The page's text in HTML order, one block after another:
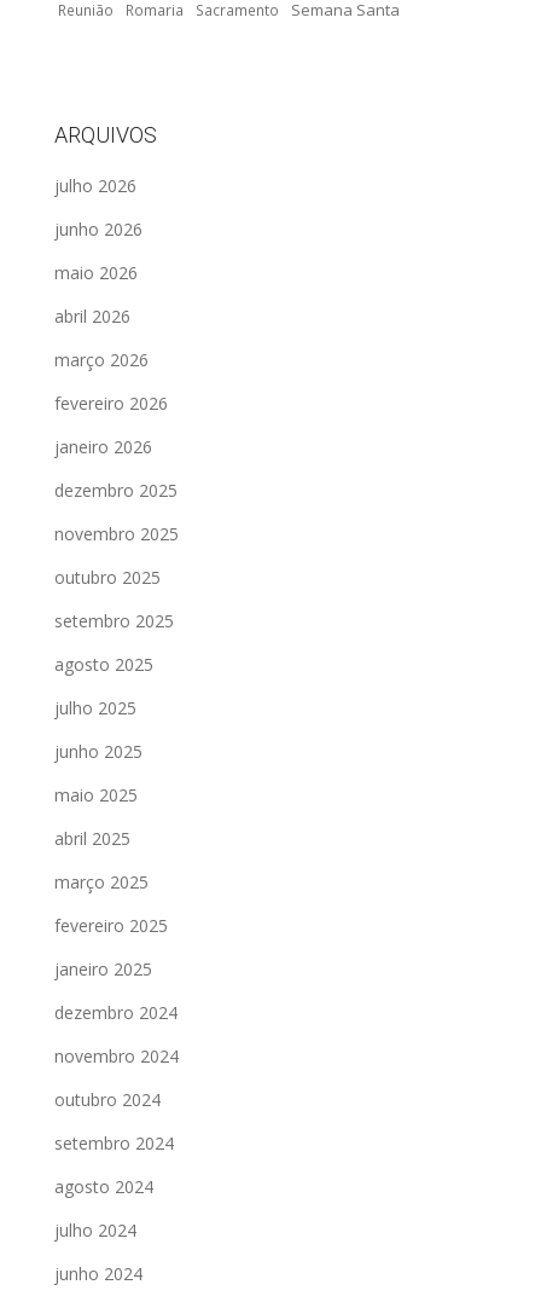
Reunião Romaria Sacramento Semana Santa
ARQUIVOS
julho 2026
junho 2026
maio 2026
abril 2026
março 2026
fevereiro 2026
janeiro 2026
dezembro 2025
novembro 2025
outubro 2025
setembro 2025
agosto 2025
julho 2025
junho 2025
maio 2025
abril 2025
março 2025
fevereiro 2025
janeiro 2025
dezembro 2024
novembro 2024
outubro 2024
setembro 2024
agosto 2024
julho 2024
junho 2024